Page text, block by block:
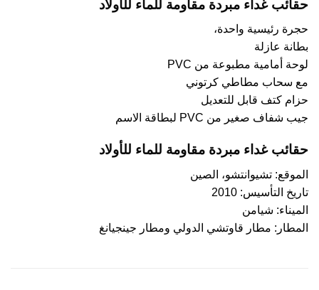
حقائب غداء مبردة مقاومة للماء للأولاد
حجرة رئيسية واحدة،
بطانة عازلة
لوحة أمامية مطبوعة من PVC
مع سحاب مطاطي كرتوني
حزام كتف قابل للتعديل
جيب شفاف صغير من PVC لبطاقة الاسم
حقائب غداء مبردة مقاومة للماء للأولاد
الموقع: تشيوانتشو، الصين
تاريخ التأسيس: 2010
الميناء: شيامن
المطار: مطار قاوتشي الدولي ومطار جينجيانغ